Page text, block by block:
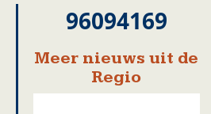
96094169
Meer nieuws uit de
Regio